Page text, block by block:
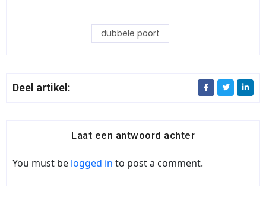
dubbele poort
Deel artikel:
Laat een antwoord achter
You must be logged in to post a comment.